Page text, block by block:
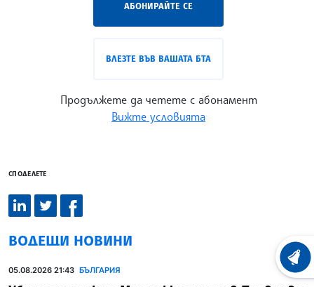
АБОНИРАЙТЕ СЕ
ВЛЕЗТЕ ВЪВ ВАШАТА БТА
Продължете да четете с абонамент
Вижте условията
СПОДЕЛЕТЕ
ВОДЕЩИ НОВИНИ
05.08.2026 21:43 БЪЛГАРИЯ